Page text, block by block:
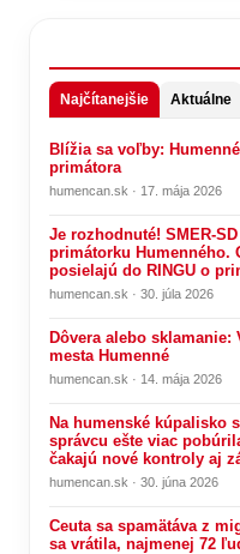
Najčítanejšie Aktuálne
Blížia sa voľby:
primátora
humencan.sk · 17. mája 2026
Je rozhodnuté! SMER-
primátorku Humenného.
posielajú do RINGU o
humencan.sk · 30. júla 2026
Dôvera alebo
mesta Humenné
humencan.sk · 14. mája 2026
Na humenské kúpalisko
správcu ešte viac
čakajú nové kontroly aj
humencan.sk · 30. júna 2026
Ceuta sa spamätáva z
sa vrátila, najmenej 72